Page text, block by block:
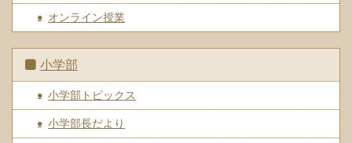
オンライン授業
小学部
小学部トピックス
小学部長だより